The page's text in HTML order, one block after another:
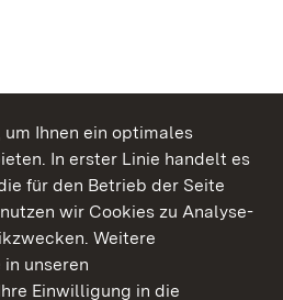
Ihnen ein optimales
In erster Linie handelt es
für den Betrieb der Seite
wir Cookies zu Analyse-
Weitere
unseren
Einwilligung in die